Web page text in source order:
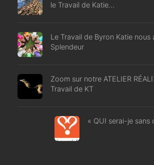
le Travail de Katie…
Le Travail de Byron Katie nous
Splendeur
Zoom sur notre ATELIER
Travail de KT
« QUI serai-je sans